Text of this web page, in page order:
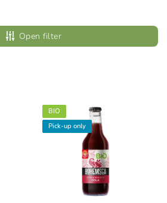
Open filter
BIO
Pick-up only